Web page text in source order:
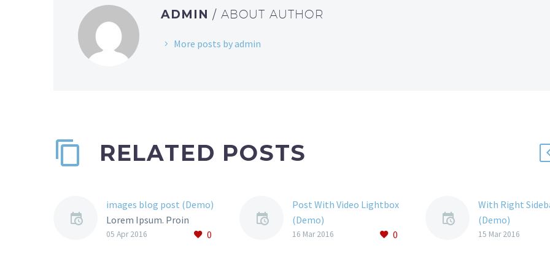
ADMIN / ABOUT AUTHOR
More posts by admin
RELATED POSTS
images blog post (Demo)
Lorem Ipsum. Proin
gravida nibh vel velit
0
05 Apr 2016
Post With Video Lightbox
(Demo)
Lorem Ipsum. Proin
0
16 Mar 2016
With Right
(Demo)
Lorem Ipsum.
15 Mar 2016